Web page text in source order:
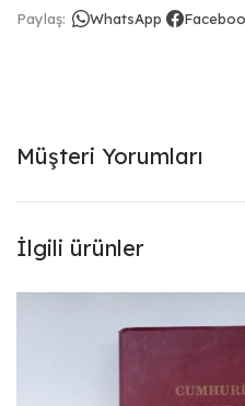
Paylaş: WhatsApp
Müşteri Yorumları
İlgili ürünler